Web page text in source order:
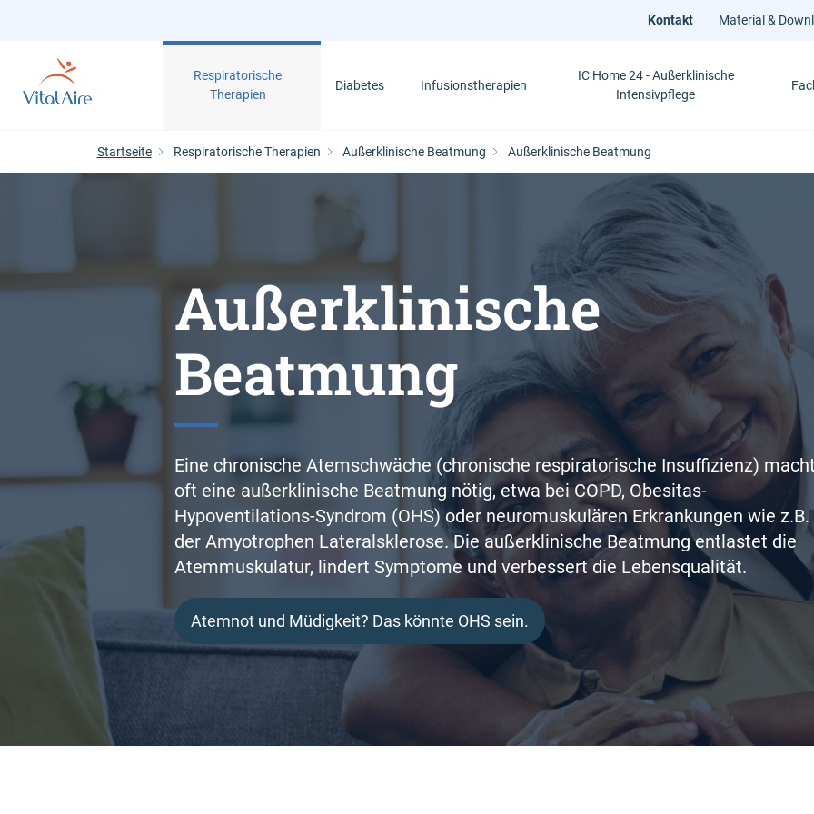
Kontakt Material &
Respiratorische
Therapien
Diabetes Infusionstherapien
IC Home 24 - Außerklinische
Intensivpflege
Startseite Respiratorische Therapien Außerklinische Beatmung Außerklinische Beatmung
Außerklinische
Beatmung
Eine chronische Atemschwäche (chronische respiratorische Insuffizienz)
oft eine außerklinische Beatmung nötig, etwa bei COPD, Obesitas-
Hypoventilations-Syndrom (OHS) oder neuromuskulären Erkrankungen wie z.B.
der Amyotrophen Lateralsklerose. Die außerklinische Beatmung entlastet die
Atemmuskulatur, lindert Symptome und verbessert die Lebensqualität.
Atemnot und Müdigkeit? Das könnte OHS sein.